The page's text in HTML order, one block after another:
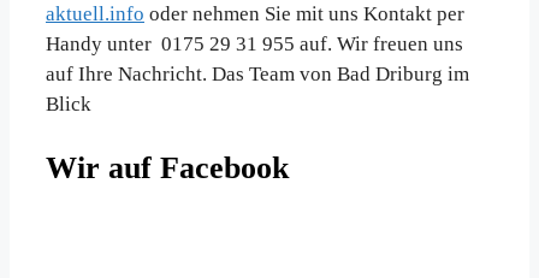
aktuell.info oder nehmen Sie mit uns Kontakt per
Handy unter 0175 29 31 955 auf. Wir freuen uns
auf Ihre Nachricht. Das Team von Bad Driburg im
Blick
Wir auf Facebook